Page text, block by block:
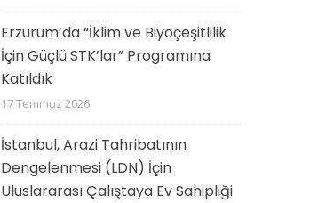
Erzurum’da “İklim ve Biyoçeşitlilik
İçin Güçlü STK’lar” Programına
Katıldık
17 Temmuz 2026
İstanbul, Arazi Tahribatının
Dengelenmesi (LDN) İçin
Uluslararası Çalıştaya Ev Sahipliği